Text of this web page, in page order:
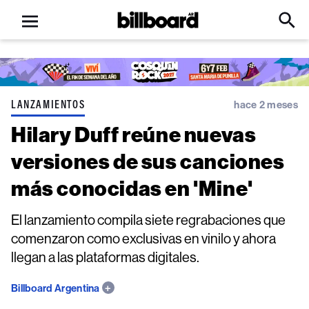
Open
menu
Billboard
Click
Input
LANZAMIENTOS hace 2 meses
Hilary Duff reúne nuevas
versiones de sus canciones
más conocidas en 'Mine'
El lanzamiento compila siete regrabaciones que
comenzaron como exclusivas en vinilo y ahora
llegan a las plataformas digitales.
Billboard Argentina